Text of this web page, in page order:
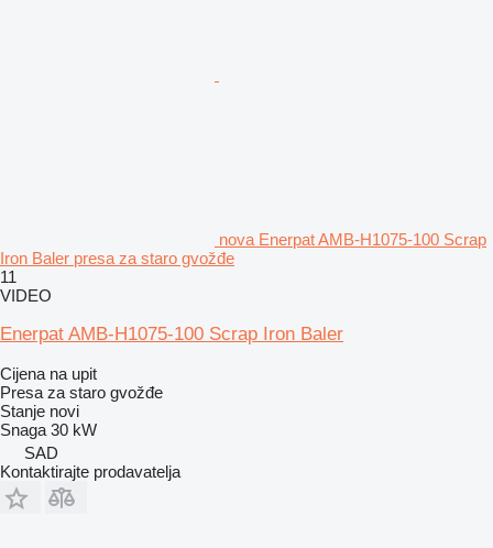
nova Enerpat AMB-H1075-100 Scrap
Iron Baler presa za staro gvožđe
11
VIDEO
Enerpat AMB-H1075-100 Scrap Iron Baler
Cijena na upit
Presa za staro gvožđe
Stanje novi
Snaga 30 kW
SAD
Kontaktirajte prodavatelja